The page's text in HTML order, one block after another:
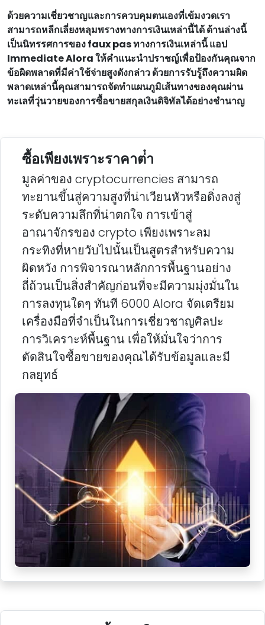
ด้วยความเชี่ยวชาญและการควบคุมตนเองที่เข้มงวดเรา
สามารถหลีกเลี่ยงหลุมพรางทางการเงินเหล่านี้ได้ ด้านล่างนี้
เป็นนิทรรศการของ faux pas ทางการเงินเหล่านี้ แอป
Immediate Alora ให้คําแนะนําปราชญ์เพื่อป้องกันคุณจาก
ข้อผิดพลาดที่มีค่าใช้จ่ายสูงดังกล่าว ด้วยการรับรู้ถึงความผิด
พลาดเหล่านี้คุณสามารถจัดทําแผนภูมิเส้นทางของคุณผ่าน
ทะเลที่วุ่นวายของการซื้อขายสกุลเงินดิจิทัลได้อย่างชํานาญ
ซื้อเพียงเพราะราคาต่ํา
มูลค่าของ cryptocurrencies สามารถ
ทะยานขึ้นสู่ความสูงที่น่าเวียนหัวหรือดิ่งลงสู่
ระดับความลึกที่น่าตกใจ การเข้าสู่
อาณาจักรของ crypto เพียงเพราะลม
กระทิงที่หายวับไปนั้นเป็นสูตรสําหรับความ
ผิดหวัง การพิจารณาหลักการพื้นฐานอย่าง
ถี่ถ้วนเป็นสิ่งสําคัญก่อนที่จะมีความมุ่งมั่นใน
การลงทุนใดๆ ทันที 6000 Alora จัดเตรียม
เครื่องมือที่จําเป็นในการเชี่ยวชาญศิลปะ
การวิเคราะห์พื้นฐาน เพื่อให้มั่นใจว่าการ
ตัดสินใจซื้อขายของคุณได้รับข้อมูลและมี
กลยุทธ์